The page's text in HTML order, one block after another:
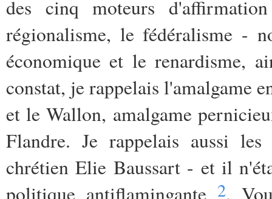
des cinq moteurs
régionalisme, le fédéralisme -
économique et le renardisme,
constat, je rappelais l'amalgame
et le Wallon, amalgame
Flandre. Je rappelais aussi
chrétien Elie Baussart - et il
politique antiflamingante 2.